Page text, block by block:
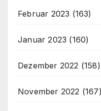
Februar 2023 (163)
Januar 2023 (160)
Dezember 2022 (158)
November 2022 (167)